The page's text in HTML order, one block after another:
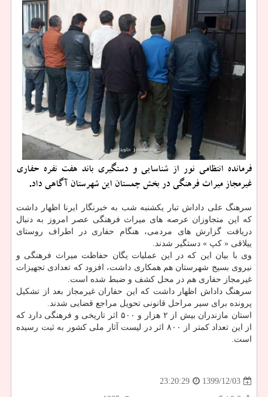
فرمانده انتظامی نور از شناسایی و دستگیری باند هفت نفره حفاری
غیرمجاز میراث فرهنگی در بخش چمستان این شهرستان آگاهی داد.
سرهنگ علی داداش تبار یکشنبه شب به خبرنگار ایرنا اظهار داشت
که این متجاوزان عرصه های میراث فرهنگی عصر امروز به دنبال
دریافت گزارش های مردمی، هنگام حفاری در اطراف روستای
ییلاقی « کپ » دستگیر شدند.
وی با بیان این که در این عملیات یگان حفاظت میراث فرهنگی و
نیروی بسیج شهرستان هم همکاری داشت، افزود که تعدادی تجهیزات
غیرمجاز حفاری هم در محل کشف و ضبط شده است.
سرهنگ داداش اظهار داشت که این حفاران غیرمجاز بعد از تشکیل
پرونده برای سیر مراحل قانونی تحویل مراجع قضایی شدند.
استان مازندران بیش از ۲ هزار و ۵۰۰ اثر تاریخی و فرهنگی دارد که
از این تعداد کمتر از ۸۰۰ اثر در لیست آثار ملی کشور به ثبت رسیده
است.
1399/12/03
23:20:29